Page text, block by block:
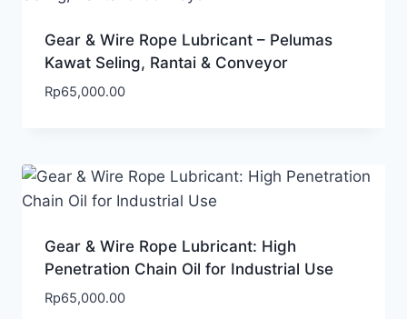
Gear & Wire Rope Lubricant – Pelumas
Kawat Seling, Rantai & Conveyor
Rp65,000.00
Gear & Wire Rope Lubricant: High
Penetration Chain Oil for Industrial Use
Rp65,000.00